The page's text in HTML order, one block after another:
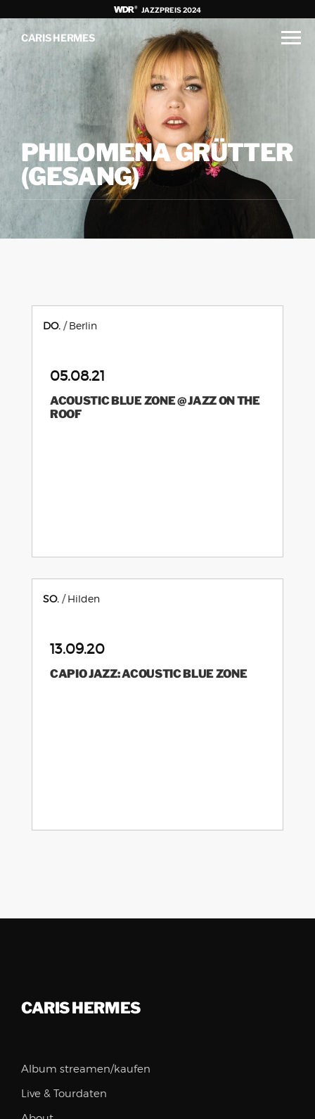
JAZZPREIS 2024
CARIS HERMES
PHILOMENA GRÜTTER
(GESANG)
DO. Berlin
05.08.21
ACOUSTIC BLUE ZONE @ JAZZ ON THE
ROOF
SO. Hilden
13.09.20
CAPIO JAZZ: ACOUSTIC BLUE ZONE
CARIS HERMES
Album streamen/kaufen
Live & Tourdaten